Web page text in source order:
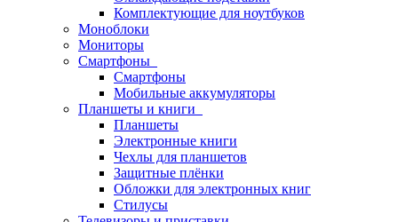
Комплектующие для ноутбуков
Моноблоки
Мониторы
Смартфоны
Смартфоны
Мобильные аккумуляторы
Планшеты и книги
Планшеты
Электронные книги
Чехлы для планшетов
Защитные плёнки
Обложки для электронных книг
Стилусы